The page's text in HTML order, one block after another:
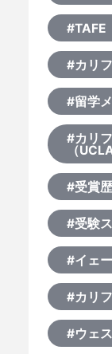
#TAFE
#カリ
#留学
#カリ
（
#受賞歴
#受験
#イェ
#カリ
#ウェ